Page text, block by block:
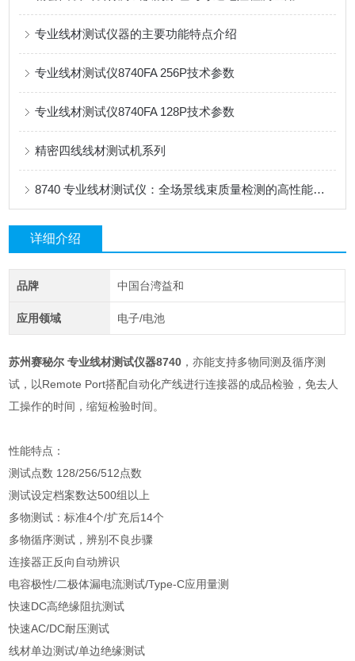
专业线材测试仪器的主要功能特点介绍
专业线材测试仪8740FA 256P技术参数
专业线材测试仪8740FA 128P技术参数
精密四线线材测试机系列
8740 专业线材测试仪：全场景线束质量检测的高性能解决方案
详细介绍
品牌 中国台湾益和
应用领域 电子/电池
苏州赛秘尔 专业线材测试仪器8740 ，亦能支持多物同测及循序测
试，以Remote Port搭配自动化产线进行连接器的成品检验，免去人
工操作的时间，缩短检验时间。
性能特点：
测试点数 128/256/512点数
测试设定档案数达500组以上
多物测试：标准4个/扩充后14个
多物循序测试，辨别不良步骤
连接器正反向自动辨识
电容极性/二极体漏电流测试/Type-C应用量测
快速DC高绝缘阻抗测试
快速AC/DC耐压测试
线材单边测试/单边绝缘测试